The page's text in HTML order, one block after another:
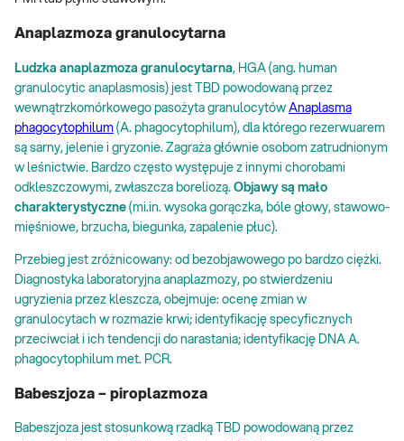
Anaplazmoza granulocytarna
Ludzka anaplazmoza granulocytarna, HGA (ang. human
granulocytic anaplasmosis) jest TBD powodowaną przez
wewnątrzkomórkowego pasożyta granulocytów Anaplasma
phagocytophilum (A. phagocytophilum), dla którego rezerwuarem
są sarny, jelenie i gryzonie. Zagraża głównie osobom zatrudnionym
w leśnictwie. Bardzo często występuje z innymi chorobami
odkleszczowymi, zwłaszcza boreliozą. Objawy są mało
charakterystyczne (mi.in. wysoka gorączka, bóle głowy, stawowo-
mięśniowe, brzucha, biegunka, zapalenie płuc).
Przebieg jest zróżnicowany: od bezobjawowego po bardzo ciężki.
Diagnostyka laboratoryjna anaplazmozy, po stwierdzeniu
ugryzienia przez kleszcza, obejmuje: ocenę zmian w
granulocytach w rozmazie krwi; identyfikację specyficznych
przeciwciał i ich tendencji do narastania; identyfikację DNA A.
phagocytophilum met. PCR.
Babeszjoza – piroplazmoza
Babeszjoza jest stosunkową rzadką TBD powodowaną przez